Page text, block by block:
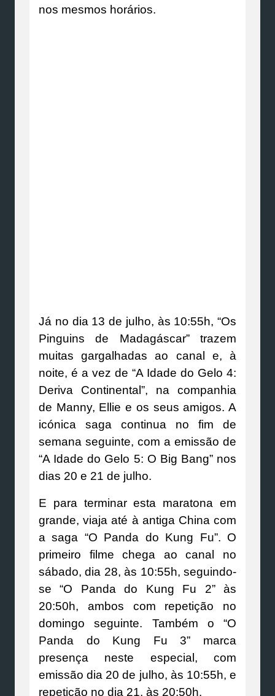
nos mesmos horários.
Já no dia 13 de julho, às 10:55h, “Os
Pinguins de Madagáscar” trazem
muitas gargalhadas ao canal e, à
noite, é a vez de “A Idade do Gelo 4:
Deriva Continental”, na companhia
de Manny, Ellie e os seus amigos. A
icónica saga continua no fim de
semana seguinte, com a emissão de
“A Idade do Gelo 5: O Big Bang” nos
dias 20 e 21 de julho.
E para terminar esta maratona em
grande, viaja até à antiga China com
a saga “O Panda do Kung Fu”. O
primeiro filme chega ao canal no
sábado, dia 28, às 10:55h, seguindo-
se “O Panda do Kung Fu 2” às
20:50h, ambos com repetição no
domingo seguinte. Também o “O
Panda do Kung Fu 3” marca
presença neste especial, com
emissão dia 20 de julho, às 10:55h, e
repetição no dia 21, às 20:50h.